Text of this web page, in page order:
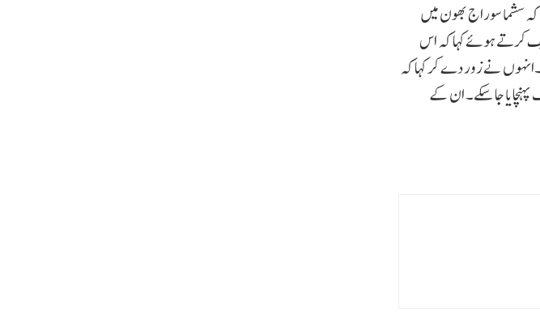
سشما سوراج بھون میں
کرتے ہوئے کہا کہ اس
نے زور دے کر کہا کہ
جا سکے۔ ان کے